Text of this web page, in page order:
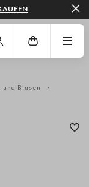
DER SEITE
und Blusen